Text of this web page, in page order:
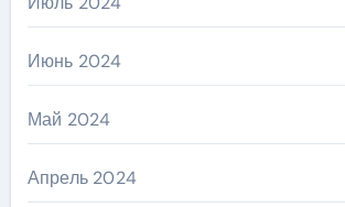
Июнь 2024
Май 2024
Апрель 2024